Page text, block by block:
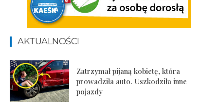
AKTUALNOŚCI
Zatrzymał pijaną kobietę, która
prowadziła auto. Uszkodziła inne
pojazdy